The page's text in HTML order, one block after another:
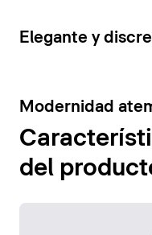
15
Elegante y
10
Modernidad
del